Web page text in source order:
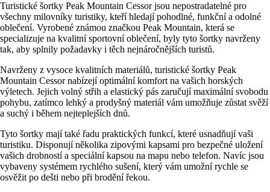
Turistické šortky Peak Mountain Cessor jsou nepostradatelné pro
všechny milovníky turistiky, kteří hledají pohodlné, funkční a odolné
oblečení. Vyrobené známou značkou Peak Mountain, která se
specializuje na kvalitní sportovní oblečení, byly tyto šortky navrženy
tak, aby splnily požadavky i těch nejnáročnějších turistů.
Navrženy z vysoce kvalitních materiálů, turistické šortky Peak
Mountain Cessor nabízejí optimální komfort na vašich horských
výletech. Jejich volný střih a elastický pás zaručují maximální svobodu
pohybu, zatímco lehký a prodyšný materiál vám umožňuje zůstat svěží
a suchý i během nejteplejších dnů.
Tyto šortky mají také řadu praktických funkcí, které usnadňují vaši
turistiku. Disponují několika zipovými kapsami pro bezpečné uložení
vašich drobností a speciální kapsou na mapu nebo telefon. Navíc jsou
vybaveny systémem rychlého sušení, který vám umožní rychle se
osvěžit po dešti nebo při brodění řekou.